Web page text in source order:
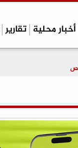
أخبار محلية تقارير